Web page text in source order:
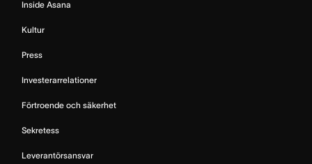
Inside Asana
Kultur
Press
Investerarrelationer
Förtroende och säkerhet
Sekretess
Leverantörsansvar